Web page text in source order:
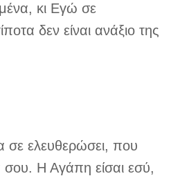
κι Εγώ σε
δεν είναι ανάξιο της
σε ελευθερώσει, που
σου. Η Αγάπη είσαι εσύ,